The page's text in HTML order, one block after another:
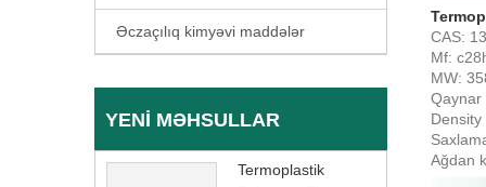
Əczaçılıq kimyəvi maddələr
YENI MƏHSULLAR
Termoplastik
CAS:
Mf:
MW:
Qaynar
Density
Ağdan